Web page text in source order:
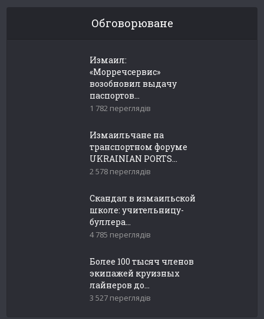
Обговорюване
Измаил:
«Морречсервис»
возобновил выдачу
паспортов...
1 782 переглядів
Измаильчане на
транспортном форуме
UKRAINIAN PORTS...
2 578 переглядів
Скандал в измаильской
школе: учительницу-
буллера...
4 785 переглядів
Более 100 тысяч членов
экипажей круизных
лайнеров до...
3 527 переглядів